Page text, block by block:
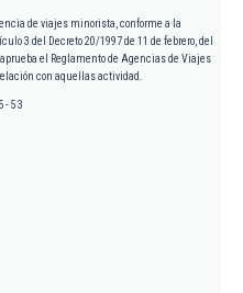
de viajes minorista, conforme a la
3 del Decreto 20/1997 de 11 de febrero, del
el Reglamento de Agencias de Viajes
con aquellas actividad.
- 5 3